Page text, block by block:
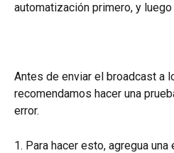
automatización primero, y
Antes de enviar el broadcast a
recomendamos hacer una
error.
1. Para hacer esto, agregua